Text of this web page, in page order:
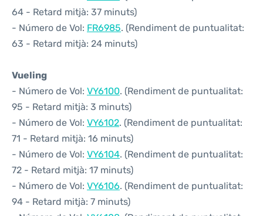
64 - Retard mitjà: 37 minuts)
- Número de Vol: FR6985. (Rendiment de puntualitat:
63 - Retard mitjà: 24 minuts)
Vueling
- Número de Vol: VY6100. (Rendiment de puntualitat:
95 - Retard mitjà: 3 minuts)
- Número de Vol: VY6102. (Rendiment de puntualitat:
71 - Retard mitjà: 16 minuts)
- Número de Vol: VY6104. (Rendiment de puntualitat:
72 - Retard mitjà: 17 minuts)
- Número de Vol: VY6106. (Rendiment de puntualitat:
94 - Retard mitjà: 7 minuts)